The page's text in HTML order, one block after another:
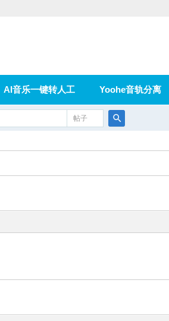
AI音乐一键转人工 Yoohe音轨分离
在线论坛
帖子
索